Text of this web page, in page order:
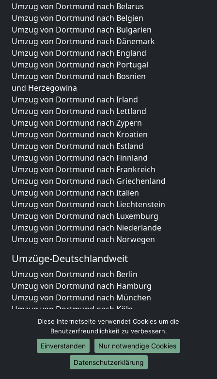
Umzug von Dortmund nach Belarus
Umzug von Dortmund nach Belgien
Umzug von Dortmund nach Bulgarien
Umzug von Dortmund nach Dänemark
Umzug von Dortmund nach England
Umzug von Dortmund nach Portugal
Umzug von Dortmund nach Bosnien
und Herzegowina
Umzug von Dortmund nach Irland
Umzug von Dortmund nach Lettland
Umzug von Dortmund nach Zypern
Umzug von Dortmund nach Kroatien
Umzug von Dortmund nach Estland
Umzug von Dortmund nach Finnland
Umzug von Dortmund nach Frankreich
Umzug von Dortmund nach Griechenland
Umzug von Dortmund nach Italien
Umzug von Dortmund nach Liechtenstein
Umzug von Dortmund nach Luxemburg
Umzug von Dortmund nach Niederlande
Umzug von Dortmund nach Norwegen
Umzüge-Deutschlandweit
Umzug von Dortmund nach Berlin
Umzug von Dortmund nach Hamburg
Umzug von Dortmund nach München
Umzug von Dortmund nach Köln
Umzug von Dortmund nach Frankfurt am Main
Umzug von Dortmund nach Stuttgart
Umzug von Dortmund nach Düsseldorf
Umzug von Dortmund nach Leipzig
Umzug von Dortmund nach Dortmund
Diese Internetseite verwendet Cookies um die
Benutzerfreundlichkeit zu verbessern.
Einverstanden
Nur notwendige Cookies
Datenschutzerklärung